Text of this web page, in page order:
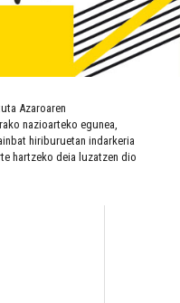
Azaroaren
nazioarteko egunea,
hiriburuetan indarkeria
hartzeko deia luzatzen dio